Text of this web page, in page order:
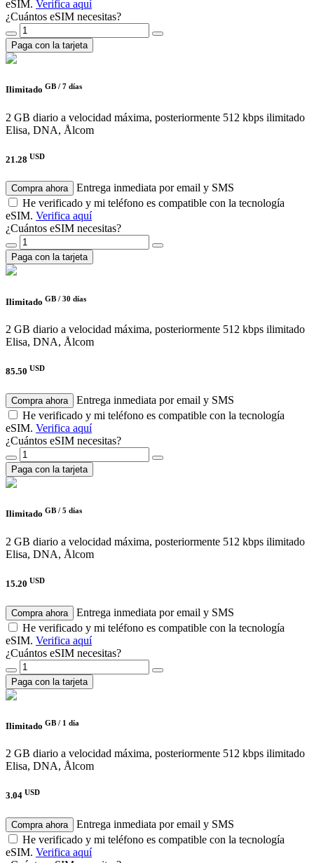
eSIM. Verifica aquí
¿Cuántos eSIM necesitas?
Paga con la tarjeta
Ilimitado GB / 7 días
2 GB diario a velocidad máxima, posteriormente 512 kbps ilimitado
Elisa, DNA, Ålcom
21.28 USD
Compra ahora
Entrega inmediata por email y SMS
He verificado y mi teléfono es compatible con la tecnología
eSIM. Verifica aquí
¿Cuántos eSIM necesitas?
Paga con la tarjeta
Ilimitado GB / 30 días
2 GB diario a velocidad máxima, posteriormente 512 kbps ilimitado
Elisa, DNA, Ålcom
85.50 USD
Compra ahora
Entrega inmediata por email y SMS
He verificado y mi teléfono es compatible con la tecnología
eSIM. Verifica aquí
¿Cuántos eSIM necesitas?
Paga con la tarjeta
Ilimitado GB / 5 días
2 GB diario a velocidad máxima, posteriormente 512 kbps ilimitado
Elisa, DNA, Ålcom
15.20 USD
Compra ahora
Entrega inmediata por email y SMS
He verificado y mi teléfono es compatible con la tecnología
eSIM. Verifica aquí
¿Cuántos eSIM necesitas?
Paga con la tarjeta
Ilimitado GB / 1 día
2 GB diario a velocidad máxima, posteriormente 512 kbps ilimitado
Elisa, DNA, Ålcom
3.04 USD
Compra ahora
Entrega inmediata por email y SMS
He verificado y mi teléfono es compatible con la tecnología
eSIM. Verifica aquí